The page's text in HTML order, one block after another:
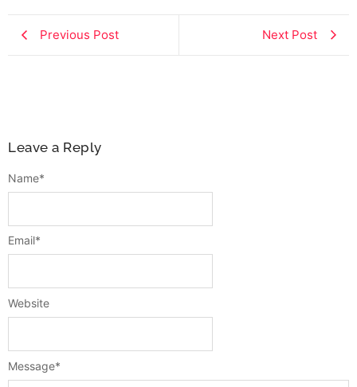
Previous Post Next Post
Leave a Reply
Message*
Name*
Email*
Website